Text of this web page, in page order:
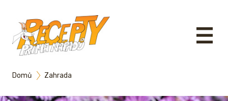
Domů Zahrada